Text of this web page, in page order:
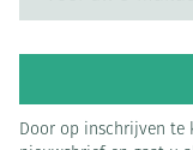
Door op inschrijven te